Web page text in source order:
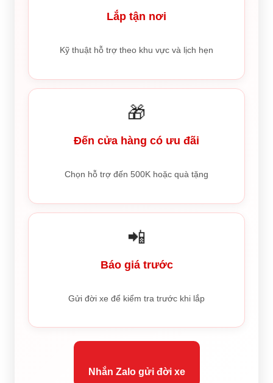
Lắp tận nơi
Kỹ thuật hỗ trợ theo khu vực và lịch hẹn
🎁
Đến cửa hàng có ưu đãi
Chọn hỗ trợ đến 500K hoặc quà tặng
📲
Báo giá trước
Gửi đời xe để kiểm tra trước khi lắp
Nhắn Zalo gửi đời xe